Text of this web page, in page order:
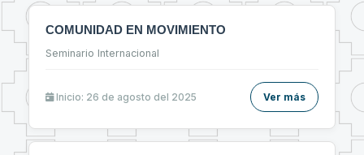
COMUNIDAD EN MOVIMIENTO
Seminario Internacional
Inicio: 26 de agosto del 2025 Ver más